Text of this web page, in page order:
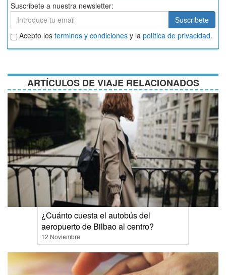
Suscribete a nuestra newsletter:
Suscribete
Suscribete
Aceptar
términos
y
Acepto los terminos y condiciones y la política de privacidad.
ARTÍCULOS DE VIAJE RELACIONADOS
¿Cuánto cuesta el autobús del
aeropuerto de Bilbao al centro?
12 Noviembre